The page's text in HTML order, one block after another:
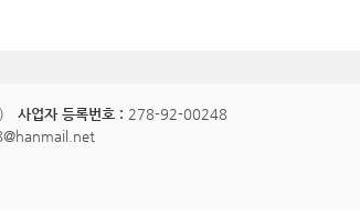
사업자 등록번호 : 278-92-00248